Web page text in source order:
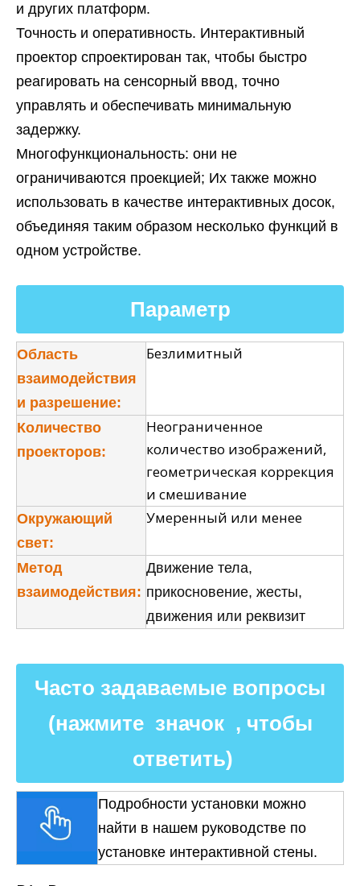
и других платформ.
Точность и оперативность. Интерактивный
проектор спроектирован так, чтобы быстро
реагировать на сенсорный ввод, точно
управлять и обеспечивать минимальную
задержку.
Многофункциональность: они не
ограничиваются проекцией; Их также можно
использовать в качестве интерактивных досок,
объединяя таким образом несколько функций в
одном устройстве.
Параметр
Область
взаимодействия
и разрешение:
Безлимитный
Количество
проекторов:
Неограниченное
количество изображений,
геометрическая коррекция
и смешивание
Окружающий
свет:
Умеренный или менее
Метод
взаимодействия:
Движение тела,
прикосновение, жесты,
движения или реквизит
Часто задаваемые вопросы
(нажмите значок , чтобы
ответить)
Подробности установки можно
найти в нашем руководстве по
установке интерактивной стены.